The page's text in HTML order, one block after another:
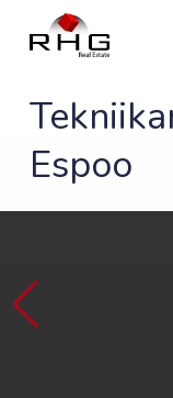
Espoo